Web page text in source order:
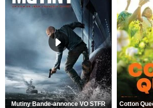
Mutiny Bande-annonce VO STFR